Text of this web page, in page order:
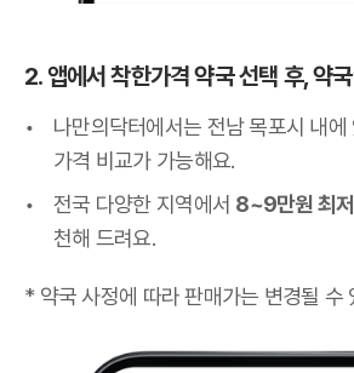
2. 앱에서 착한가격 약국 선택 후, 약
나만의닥터에서는 전남 목포시 내
가격 비교가 가능해요.
전국 다양한 지역에서 8~9만원 최
천해 드려요.
* 약국 사정에 따라 판매가는 변경될 수